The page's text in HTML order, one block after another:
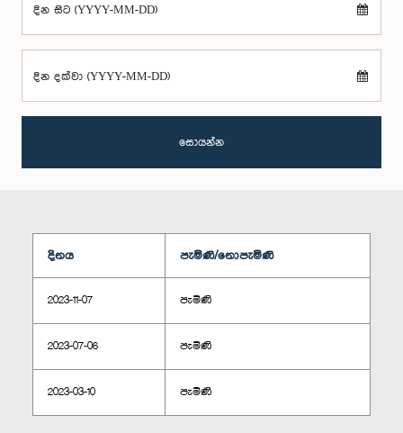
දින සිට (YYYY-MM-DD)
දින දක්වා (YYYY-MM-DD)
සොයන්න
දිනය පැමිණි/නොපැමිණි
2023-11-07 පැමිණි
2023-07-06 පැමිණි
2023-03-10 පැමිණි